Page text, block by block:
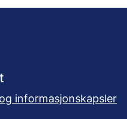
informasjonskapsler